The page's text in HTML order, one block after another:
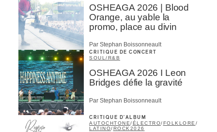
OSHEAGA 2026 | Blood
Orange, au yable la
promo, place au divin
Par Stephan Boissonneault
CRITIQUE DE CONCERT
SOUL/R&B
OSHEAGA 2026 I Leon
Bridges défie la gravité
Par Stephan Boissonneault
CRITIQUE D'ALBUM
AUTOCHTONE/ ÉLECTRO/ FOLKLORE/
LATINO/ ROCK2026